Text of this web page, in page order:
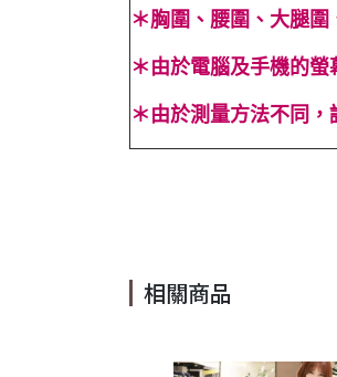
＊胸圍、腰圍、大腿
＊ 由於電腦及手機的
＊ 由於測量方法不同
相關商品